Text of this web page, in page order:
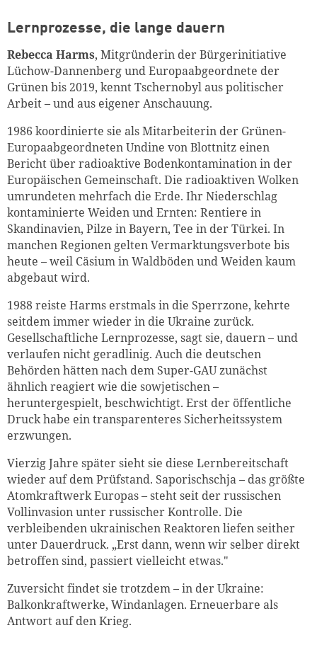
Lernprozesse, die lange dauern
Rebecca Harms, Mitgründerin der Bürgerinitiative
Lüchow-Dannenberg und Europaabgeordnete der
Grünen bis 2019, kennt Tschernobyl aus politischer
Arbeit – und aus eigener Anschauung.
1986 koordinierte sie als Mitarbeiterin der Grünen-
Europaabgeordneten Undine von Blottnitz einen
Bericht über radioaktive Bodenkontamination in der
Europäischen Gemeinschaft. Die radioaktiven Wolken
umrundeten mehrfach die Erde. Ihr Niederschlag
kontaminierte Weiden und Ernten: Rentiere in
Skandinavien, Pilze in Bayern, Tee in der Türkei. In
manchen Regionen gelten Vermarktungsverbote bis
heute – weil Cäsium in Waldböden und Weiden kaum
abgebaut wird.
1988 reiste Harms erstmals in die Sperrzone, kehrte
seitdem immer wieder in die Ukraine zurück.
Gesellschaftliche Lernprozesse, sagt sie, dauern – und
verlaufen nicht geradlinig. Auch die deutschen
Behörden hätten nach dem Super-GAU zunächst
ähnlich reagiert wie die sowjetischen –
heruntergespielt, beschwichtigt. Erst der öffentliche
Druck habe ein transparenteres Sicherheitssystem
erzwungen.
Vierzig Jahre später sieht sie diese Lernbereitschaft
wieder auf dem Prüfstand. Saporischschja – das größte
Atomkraftwerk Europas – steht seit der russischen
Vollinvasion unter russischer Kontrolle. Die
verbleibenden ukrainischen Reaktoren liefen seither
unter Dauerdruck. „Erst dann, wenn wir selber direkt
betroffen sind, passiert vielleicht etwas."
Zuversicht findet sie trotzdem – in der Ukraine:
Balkonkraftwerke, Windanlagen. Erneuerbare als
Antwort auf den Krieg.